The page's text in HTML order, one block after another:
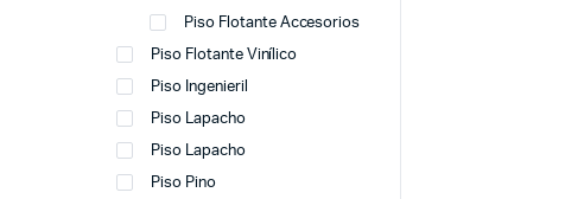
Piso Flotante Accesorios
Piso Flotante Vinílico
Piso Ingenieril
Piso Lapacho
Piso Lapacho
Piso Pino